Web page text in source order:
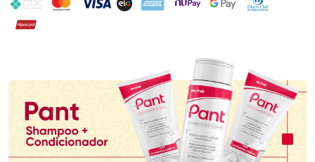
Hipercard
Promoção em Destaque